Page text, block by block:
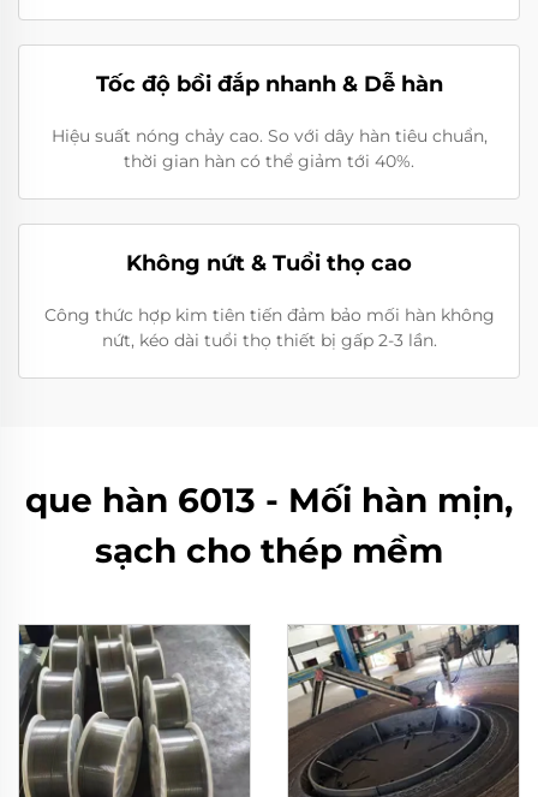
Tốc độ bồi đắp nhanh & Dễ hàn
Hiệu suất nóng chảy cao. So với dây hàn tiêu chuẩn,
thời gian hàn có thể giảm tới 40%.
Không nứt & Tuổi thọ cao
Công thức hợp kim tiên tiến đảm bảo mối hàn không
nứt, kéo dài tuổi thọ thiết bị gấp 2-3 lần.
que hàn 6013 - Mối hàn mịn,
sạch cho thép mềm